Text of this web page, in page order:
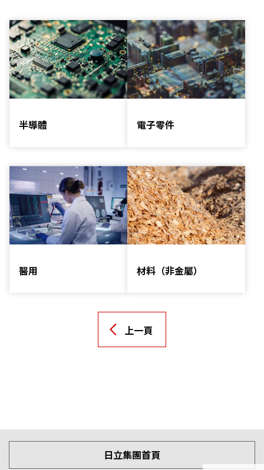
半導體 電子零件
醫用 材料（非金屬）
上一頁
日立集團首頁